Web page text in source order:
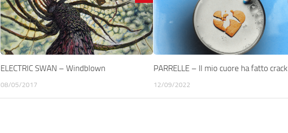
ELECTRIC SWAN – Windblown
08/05/2017
PARRELLE – Il mio cuore ha fatto crack
12/09/2022